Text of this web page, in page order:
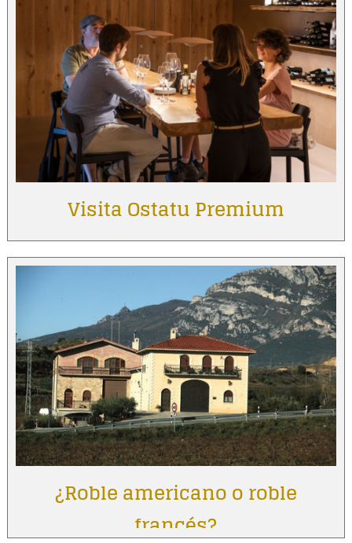
Visita Ostatu Premium
¿Roble americano o roble
francés?